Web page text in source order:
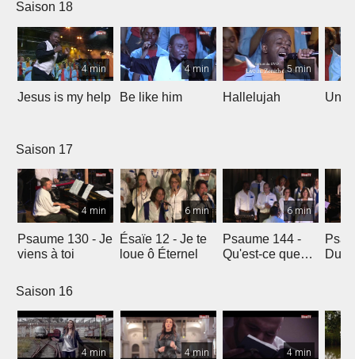
Saison 18
4 min
Jesus is my help
4 min
Be like him
5 min
Hallelujah Un
Saison 17
4 min
Psaume 130 - Je
viens à toi
6 min
Ésaïe 12 - Je te
loue ô Éternel
6 min
Psaume 144 -
Qu'est-ce que
Du
Saison 16
4 min 4 min 4 min